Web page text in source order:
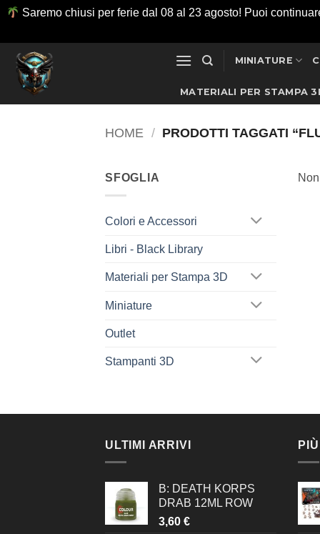
Saremo chiusi per ferie dal 08 al 23 agosto! Puoi
Salta
contenuti
MINIATURE
MATERIALI PER STAMPA
HOME / PRODOTTI TAGGATI
SFOGLIA
Colori e Accessori
Libri - Black Library
Materiali per Stampa 3D
Miniature
Outlet
Stampanti 3D
ULTIMI ARRIVI
B: DEATH KORPS
DRAB 12ML ROW
3,60 €